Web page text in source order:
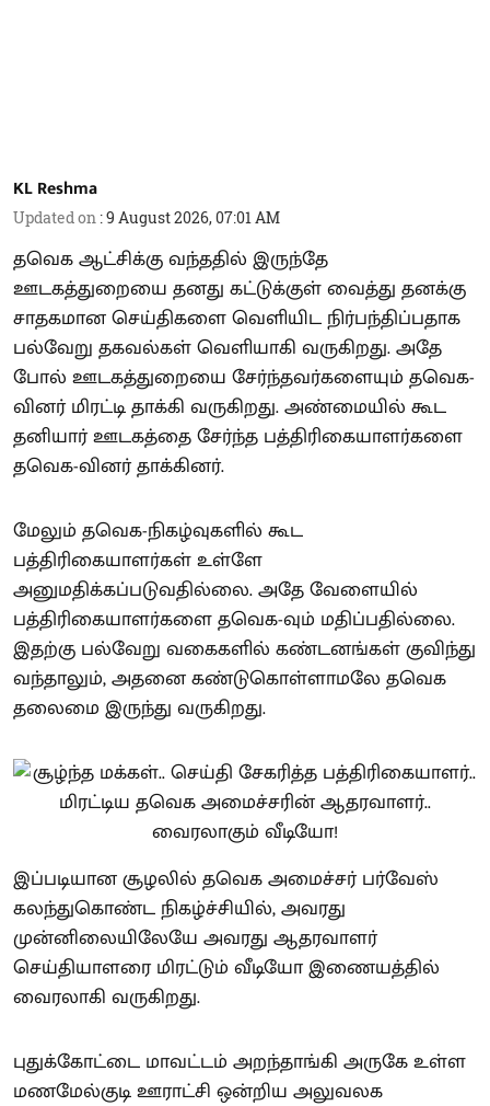
KL Reshma
Updated on :9 August 2026, 07:01 AM
தவெக ஆட்சிக்கு வந்ததில் இருந்தே
ஊடகத்துறையை தனது கட்டுக்குள் வைத்து தனக்கு
சாதகமான செய்திகளை வெளியிட நிர்பந்திப்பதாக
பல்வேறு தகவல்கள் வெளியாகி வருகிறது. அதே
போல் ஊடகத்துறையை சேர்ந்தவர்களையும் தவெக-
வினர் மிரட்டி தாக்கி வருகிறது. அண்மையில் கூட
தனியார் ஊடகத்தை சேர்ந்த பத்திரிகையாளர்களை
தவெக-வினர் தாக்கினர்.
மேலும் தவெக-நிகழ்வுகளில் கூட
பத்திரிகையாளர்கள் உள்ளே
அனுமதிக்கப்படுவதில்லை. அதே வேளையில்
பத்திரிகையாளர்களை தவெக-வும் மதிப்பதில்லை.
இதற்கு பல்வேறு வகைகளில் கண்டனங்கள் குவிந்து
வந்தாலும், அதனை கண்டுகொள்ளாமலே தவெக
தலைமை இருந்து வருகிறது.
இப்படியான சூழலில் தவெக அமைச்சர் பர்வேஸ்
கலந்துகொண்ட நிகழ்ச்சியில், அவரது
முன்னிலையிலேயே அவரது ஆதரவாளர்
செய்தியாளரை மிரட்டும் வீடியோ இணையத்தில்
வைரலாகி வருகிறது.
புதுக்கோட்டை மாவட்டம் அறந்தாங்கி அருகே உள்ள
மணமேல்குடி ஊராட்சி ஒன்றிய அலுவலக